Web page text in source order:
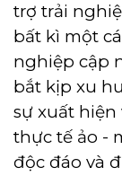
trợ trải
bất kì một
nghiệp cập
bắt kịp xu
sự xuất
thực tế ảo -
độc đáo và